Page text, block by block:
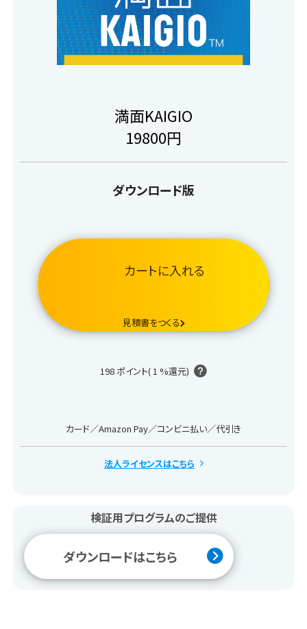
満面KAIGIO
19800円
198ポイント( 1 %還元)
カード／Amazon Pay／コンビニ払い／代引き
法人ライセンスはこちら
検証用プログラムのご提供
ダウンロードはこちら